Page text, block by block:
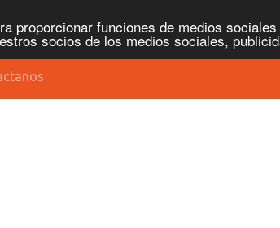
proporcionar funciones de medios
socios de los medios sociales,